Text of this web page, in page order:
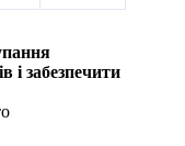
і забезпечити